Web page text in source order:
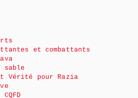
et combattants
sable
Vérité pour Razia